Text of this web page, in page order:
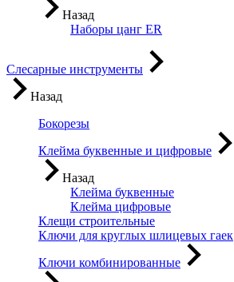
Назад
Наборы цанг ER
Слесарные инструменты
Назад
Бокорезы
Клейма буквенные и цифровые
Назад
Клейма буквенные
Клейма цифровые
Клещи строительные
Ключи для круглых шлицевых гаек
Ключи комбинированные